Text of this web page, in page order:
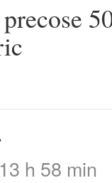
h 58 min